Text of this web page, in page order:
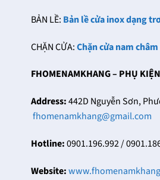
BẢN LỀ: Bản lề cửa inox dạng
CHẶN CỬA:Chặn cửa nam
FHOMENAMKHANG – PHỤ
Address:442D Nguyễn Sơn,
fhomenamkhang@gmail.com
Hotline:0901.196.992 /
Website: